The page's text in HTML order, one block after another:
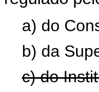
a) do
b) da
c) do